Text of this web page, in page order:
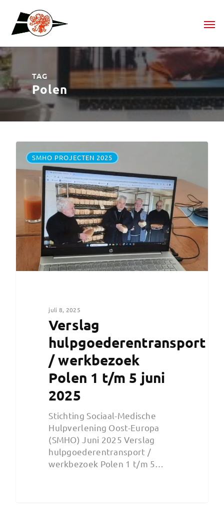
TAG
Polen
SMHO PROJECTEN 2025
juli 8, 2025
Verslag
hulpgoederentransport
/ werkbezoek
Polen 1 t/m 5 juni
2025
Stichting Sociaal-Medische
Hulpverlening Oost-Europa
(SMHO) Juni 2025 Verslag
hulpgoederentransport /
werkbezoek Polen 1 t/m 5…